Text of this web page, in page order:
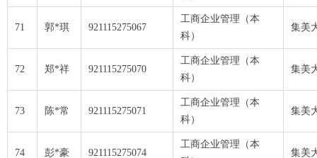
71 郭*琪 921115275067
工商企业管理（本
科）
集美
72 郑*祥 921115275070
工商企业管理（本
科）
集美
73 陈*常 921115275071
工商企业管理（本
科）
集美
74 彭*豪 921115275074
工商企业管理（本
集美